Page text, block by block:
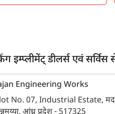
इम्प्लीमेंट् डीलर्स एवं सर्विस
Engineering Works
No. 07, Industrial Estate,